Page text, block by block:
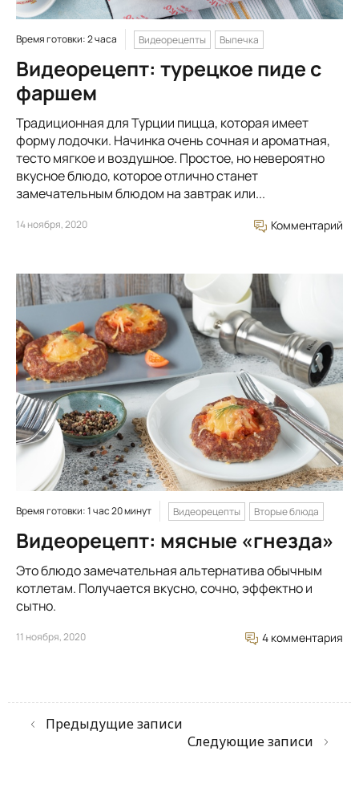
Время готовки: 2 часа Видеорецепты Выпечка
Видеорецепт: турецкое пиде с
фаршем
Традиционная для Турции пицца, которая имеет
форму лодочки. Начинка очень сочная и ароматная,
тесто мягкое и воздушное. Простое, но невероятно
вкусное блюдо, которое отлично станет
замечательным блюдом на завтрак или...
14 ноября, 2020 Комментарий
Время готовки: 1 час 20 минут Видеорецепты Вторые блюда
Видеорецепт: мясные «гнезда»
Это блюдо замечательная альтернатива обычным
котлетам. Получается вкусно, сочно, эффектно и
сытно.
11 ноября, 2020 4 комментария
Предыдущие записи
Следующие записи